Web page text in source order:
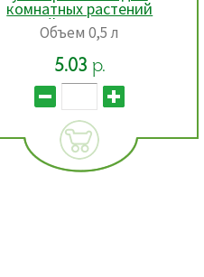
Объем 4 л
4.33 р.